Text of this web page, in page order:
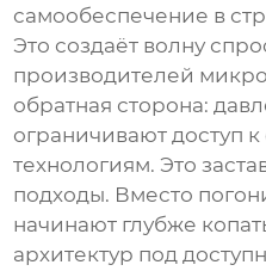
самообеспечение в
Это создаёт волну
производителей
обратная сторона:
ограничивают доступ
технологиям. Это
подходы. Вместо
начинают глубже
архитектур под